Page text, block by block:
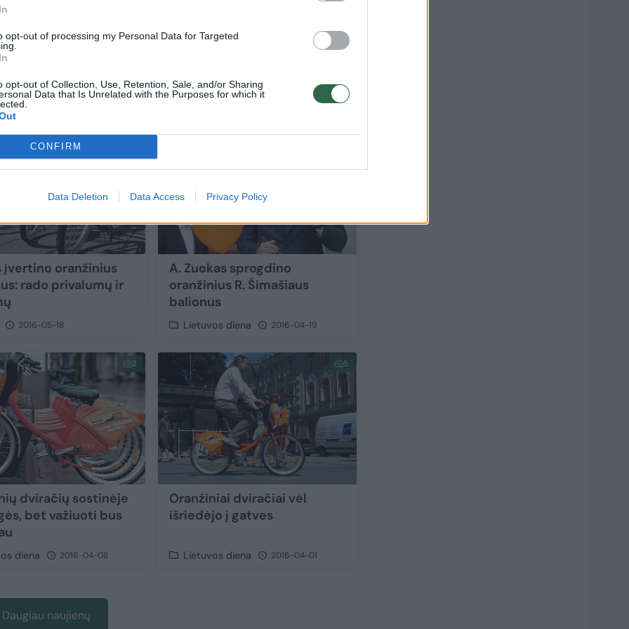
opt-out of processing my Personal Data for Targeted
opt-out of Collection, Use, Retention, Sale, and/or Sharing
Data that Is Unrelated with the Purposes for which it
CONFIRM
Data Deletion Data Access Privacy Policy
Kaune prasidėjo oranžinių „CityBee“ dviračių
Auto 2017-04-13
įvertino oranžinius
rado privalumų ir
2016-05-18
9
A. Zuokas sprogdino
oranžinius R. Šimašiaus
balionus
Lietuvos diena 2016-04-19
2
dviračių sostinėje
bet važiuoti bus
diena 2016-04-08
5
Oranžiniai dviračiai vėl
išriedėjo į gatves
Lietuvos diena 2016-04-01
Daugiau naujienų